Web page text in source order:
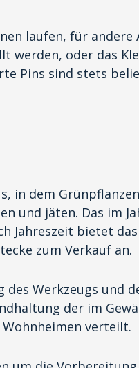
laufen, für andere
werden, oder das
Pins sind stets
in dem
und jäten. Das im
Jahreszeit bietet
zum Verkauf an.
Werkzeugs und
der im
verteilt.